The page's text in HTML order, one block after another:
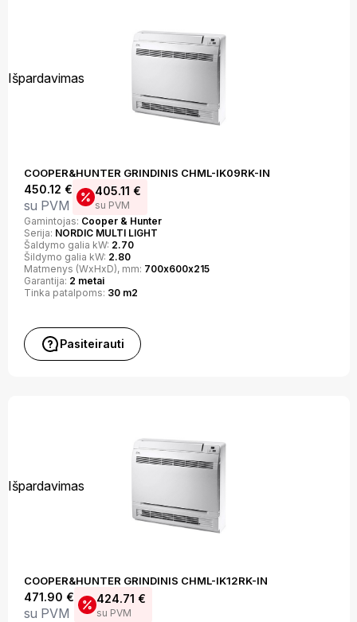
Išpardavimas
COOPER&HUNTER GRINDINIS CHML-IK09RK-IN
450.12 €
su PVM
405.11 €
su PVM
Gamintojas: Cooper & Hunter
Serija: NORDIC MULTI LIGHT
Šaldymo galia kW: 2.70
Šildymo galia kW: 2.80
Matmenys (WxHxD), mm: 700х600х215
Garantija: 2 metai
Tinka patalpoms: 30 m2
Pasiteirauti
Išpardavimas
COOPER&HUNTER GRINDINIS CHML-IK12RK-IN
471.90 €
su PVM
424.71 €
su PVM